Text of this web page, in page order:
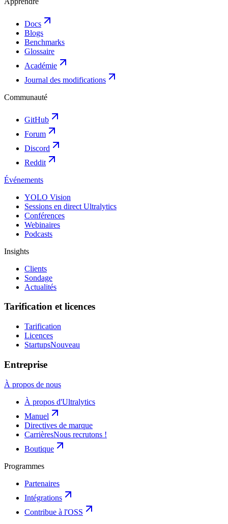
Docs
Blogs
Benchmarks
Glossaire
Académie
Journal des modifications
Communauté
GitHub
Forum
Discord
Reddit
Événements
YOLO Vision
Sessions en direct Ultralytics
Conférences
Webinaires
Podcasts
Insights
Clients
Sondage
Actualités
Tarification et licences
Tarification
Licences
StartupsNouveau
Entreprise
À propos de nous
À propos d'Ultralytics
Manuel
Directives de marque
CarrièresNous recrutons !
Boutique
Programmes
Partenaires
Intégrations
Contribue à l'OSS